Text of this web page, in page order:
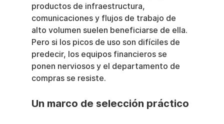
productos de infraestructura,
comunicaciones y flujos de trabajo de
alto volumen suelen beneficiarse de ella.
Pero si los picos de uso son difíciles de
predecir, los equipos financieros se
ponen nerviosos y el departamento de
compras se resiste.
Un marco de selección práctico